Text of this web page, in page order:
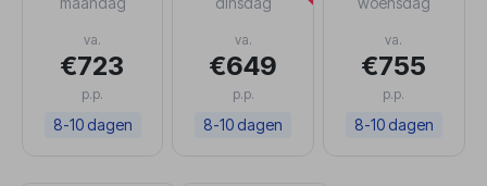
va.
€723
p.p.
8-10 dagen
va.
€649
p.p.
8-10 dagen
va.
€755
p.p.
8-10 dagen